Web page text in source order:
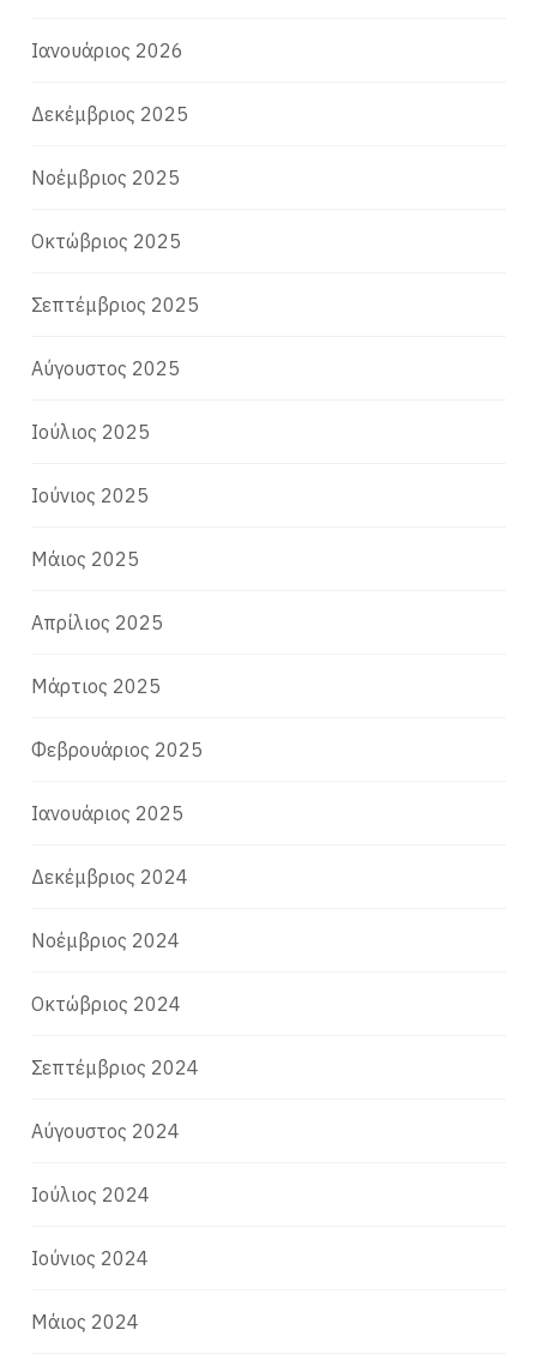
Ιανουάριος 2026
Δεκέμβριος 2025
Νοέμβριος 2025
Οκτώβριος 2025
Σεπτέμβριος 2025
Αύγουστος 2025
Ιούλιος 2025
Ιούνιος 2025
Μάιος 2025
Απρίλιος 2025
Μάρτιος 2025
Φεβρουάριος 2025
Ιανουάριος 2025
Δεκέμβριος 2024
Νοέμβριος 2024
Οκτώβριος 2024
Σεπτέμβριος 2024
Αύγουστος 2024
Ιούλιος 2024
Ιούνιος 2024
Μάιος 2024